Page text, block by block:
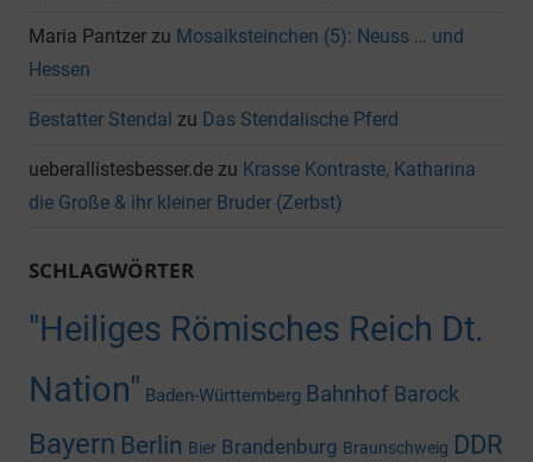
Maria Pantzer zu Mosaiksteinchen (5): Neuss … und
Hessen
Bestatter Stendal zu Das Stendalische Pferd
ueberallistesbesser.de zu Krasse Kontraste, Katharina
die Große & ihr kleiner Bruder (Zerbst)
SCHLAGWÖRTER
"Heiliges Römisches Reich Dt.
Nation" Baden-Württemberg Bahnhof Barock
Bayern Berlin Bier Brandenburg Braunschweig DDR